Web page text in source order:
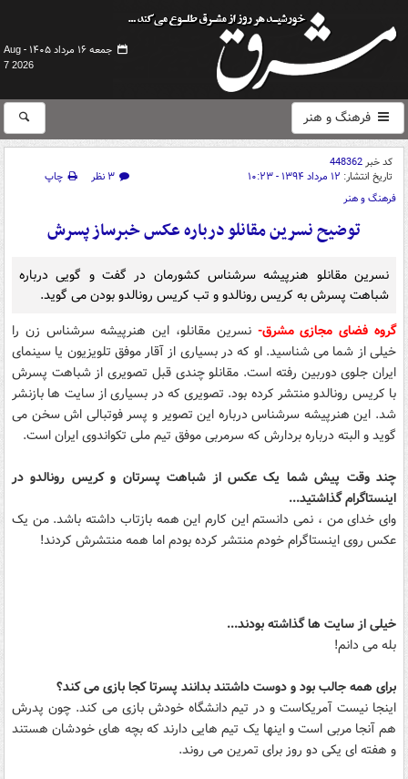
جمعه ۱۶ مرداد ۱۴۰۵ -
Aug
7 2026
فرهنگ و هنر
کد خبر448362
تاریخ انتشار: ۱۲ مرداد ۱۳۹۴ - ۱۰:۲۳ ۳ نظر
چاپ
فرهنگ و هنر
توضیح نسرین مقانلو درباره عکس خبرساز پسرش
نسرین مقانلو هنرپیشه سرشناس کشورمان در گفت و گویی درباره
شباهت پسرش به کریس رونالدو و تب کریس رونالدو بودن می گوید.
گروه فضای مجازی مشرق-نسرین مقانلو، این هنرپیشه سرشناس زن را
خیلی از شما می شناسید. او که در بسیاری از آقار موفق تلویزیون یا سینمای
ایران جلوی دوربین رفته است. مقانلو چندی قبل تصویری از شباهت پسرش
با کریس رونالدو منتشر کرده بود. تصویری که در بسیاری از سایت ها بازنشر
شد. این هنرپیشه سرشناس درباره این تصویر و پسر فوتبالی اش سخن می
گوید و البته درباره بردارش که سرمربی موفق تیم ملی تکواندوی ایران است.
چند وقت پیش شما یک عکس از شباهت پسرتان و کریس رونالدو در
اینستاگرام گذاشتید...
وای خدای من ، نمی دانستم این کارم این همه بازتاب داشته باشد. من یک
عکس روی اینستاگرام خودم منتشر کرده بودم اما همه منتشرش کردند!
خیلی از سایت ها گذاشته بودند...
بله می دانم!
برای همه جالب بود و دوست داشتند بدانند پسرتا کجا بازی می کند؟
اینجا نیست آمریکاست و در تیم دانشگاه خودش بازی می کند. چون پدرش
هم آنجا مربی است و اینها یک تیم هایی دارند که بچه های خودشان هستند
و هفته ای یکی دو روز برای تمرین می روند.